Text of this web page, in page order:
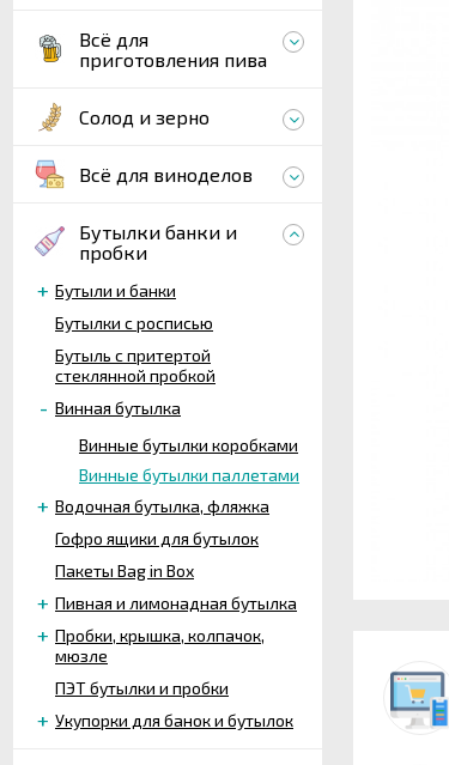
Всё для
приготовления пива
Солод и зерно
Всё для виноделов
Бутылки банки и
пробки
Бутыли и банки
Бутылки с росписью
Бутыль с притертой
стеклянной пробкой
Винная бутылка
Винные бутылки коробками
Винные бутылки паллетами
Водочная бутылка, фляжка
Гофро ящики для бутылок
Пакеты Bag in Box
Пивная и лимонадная бутылка
Пробки, крышка, колпачок,
мюзле
ПЭТ бутылки и пробки
Укупорки для банок и бутылок